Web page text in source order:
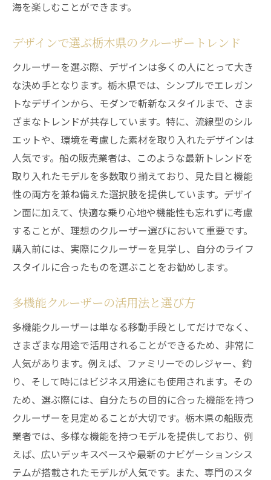
海を楽しむことができます。
デザインで選ぶ栃木県のクルーザートレンド
クルーザーを選ぶ際、デザインは多くの人にとって大き
な決め手となります。栃木県では、シンプルでエレガン
トなデザインから、モダンで斬新なスタイルまで、さま
ざまなトレンドが共存しています。特に、流線型のシル
エットや、環境を考慮した素材を取り入れたデザインは
人気です。船の販売業者は、このような最新トレンドを
取り入れたモデルを多数取り揃えており、見た目と機能
性の両方を兼ね備えた選択肢を提供しています。デザイ
ン面に加えて、快適な乗り心地や機能性も忘れずに考慮
することが、理想のクルーザー選びにおいて重要です。
購入前には、実際にクルーザーを見学し、自分のライフ
スタイルに合ったものを選ぶことをお勧めします。
多機能クルーザーの活用法と選び方
多機能クルーザーは単なる移動手段としてだけでなく、
さまざまな用途で活用されることができるため、非常に
人気があります。例えば、ファミリーでのレジャー、釣
り、そして時にはビジネス用途にも使用されます。その
ため、選ぶ際には、自分たちの目的に合った機能を持つ
クルーザーを見定めることが大切です。栃木県の船販売
業者では、多様な機能を持つモデルを提供しており、例
えば、広いデッキスペースや最新のナビゲーションシス
テムが搭載されたモデルが人気です。また、専門のスタ